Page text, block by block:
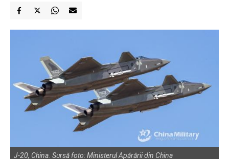
J-20, China. Sursă foto: Ministerul Apărării din China